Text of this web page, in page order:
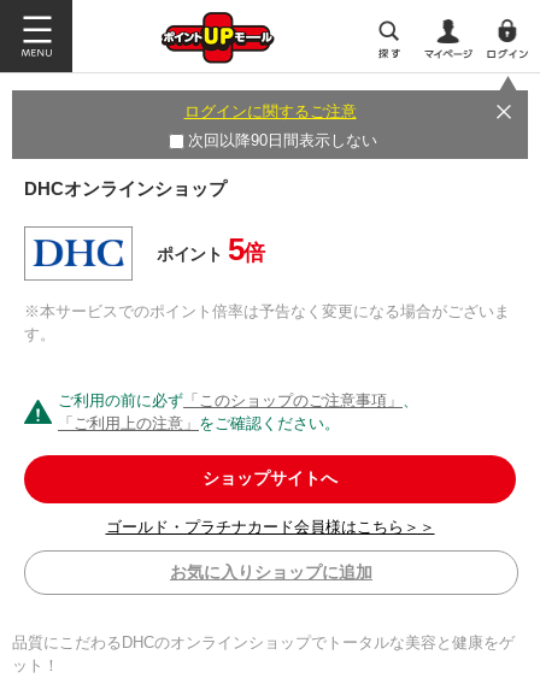
ログインに関するご注意
次回以降90日間表示しない
DHCオンラインショップ
ポイント 5倍
※本サービスでのポイント倍率は予告なく変更になる場合がございま
す。
ご利用の前に必ず 「このショップのご注意事項」 、
「ご利用上の注意」 をご確認ください。
ショップサイトへ
ゴールド・プラチナカード会員様はこちら＞＞
お気に入りショップに追加
品質にこだわるDHCのオンラインショップでトータルな美容と健康をゲ
ット！